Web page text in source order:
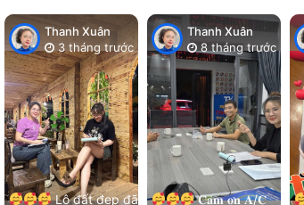
Thanh Xuân
3 tháng trước
Lô đất đẹp đã
Thanh Xuân
8 tháng trước
𝐂𝐚̉𝐦 𝐨̛𝐧 𝐀/𝐂